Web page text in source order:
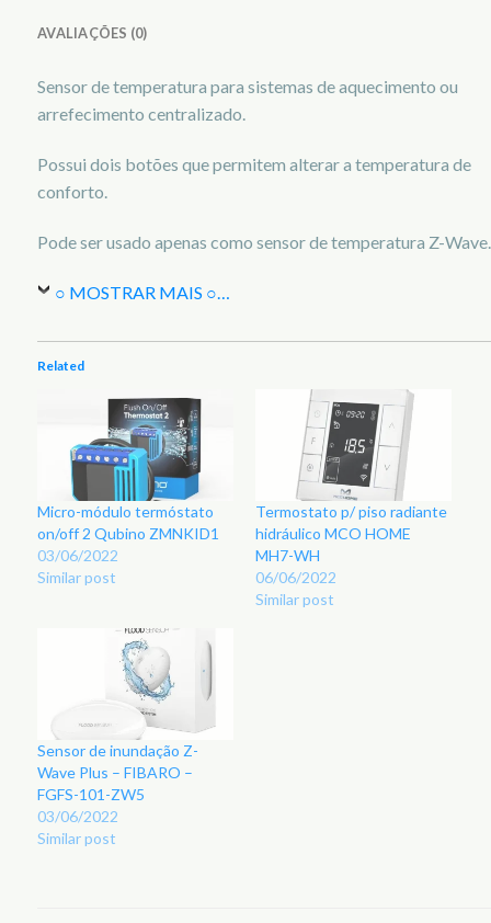
AVALIAÇÕES (0)
Sensor de temperatura para sistemas de aquecimento ou
arrefecimento centralizado.
Possui dois botões que permitem alterar a temperatura de
conforto.
Pode ser usado apenas como sensor de temperatura Z-Wave.
○ MOSTRAR MAIS ○
Related
Micro-módulo termóstato
on/off 2 Qubino ZMNKID1
03/06/2022
Similar post
Termostato p/ piso radiante
hidráulico MCO HOME
MH7-WH
06/06/2022
Similar post
Sensor de inundação Z-
Wave Plus – FIBARO –
FGFS-101-ZW5
03/06/2022
Similar post